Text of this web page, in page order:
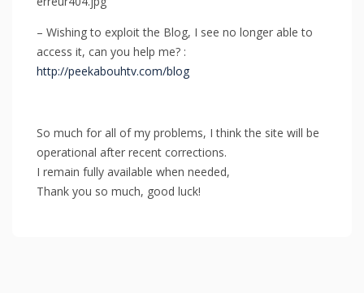
– Wishing to exploit the Blog, I see no longer able to
access it, can you help me? :
http://peekabouhtv.com/blog
So much for all of my problems, I think the site will be
operational after recent corrections.
I remain fully available when needed,
Thank you so much, good luck!